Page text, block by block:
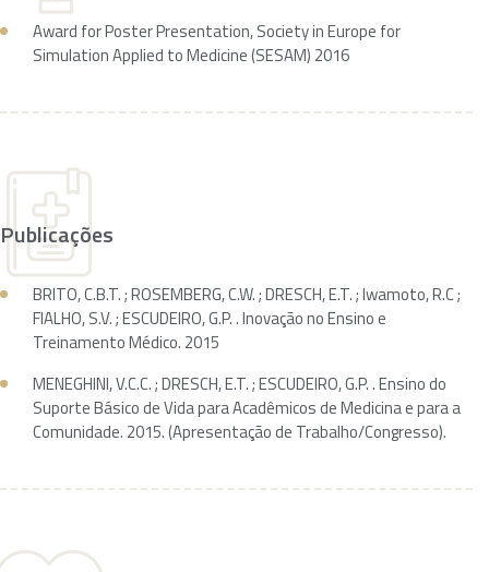
Award for Poster Presentation, Society in Europe for
Simulation Applied to Medicine (SESAM) 2016
Publicações
BRITO, C.B.T. ; ROSEMBERG, C.W. ; DRESCH, E.T. ; Iwamoto, R.C ;
FIALHO, S.V. ; ESCUDEIRO, G.P. . Inovação no Ensino e
Treinamento Médico. 2015
MENEGHINI, V.C.C. ; DRESCH, E.T. ; ESCUDEIRO, G.P. . Ensino do
Suporte Básico de Vida para Acadêmicos de Medicina e para a
Comunidade. 2015. (Apresentação de Trabalho/Congresso).